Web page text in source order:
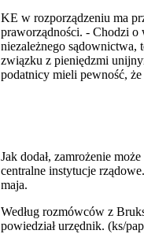
KE w rozporządzeniu ma
praworządności. - Chodzi o
niezależnego sądownictwa,
związku z pieniędzmi
podatnicy mieli pewność,
Jak dodał, zamrożenie
centralne instytucje
maja.
Według rozmówców z
powiedział urzędnik. (ks/